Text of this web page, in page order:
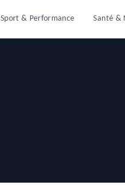
Sport & Performance Santé &